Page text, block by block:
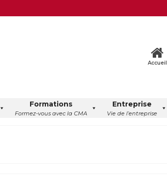
Accueil
Formations
Formez-vous avec la CMA
Entreprise
Vie de l’entreprise